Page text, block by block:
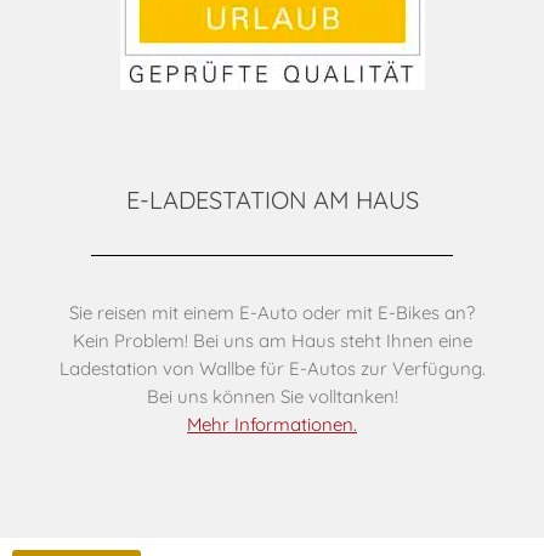
E-LADESTATION AM HAUS
Sie reisen mit einem E-Auto oder mit E-Bikes an?
Kein Problem! Bei uns am Haus steht Ihnen eine
Ladestation von Wallbe für E-Autos zur Verfügung.
Bei uns können Sie volltanken!
Mehr Informationen.